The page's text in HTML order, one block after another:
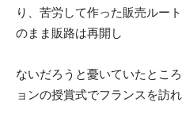
り、苦労して作った販売ルー
のまま販路は再開し
ないだろうと憂いていたとこ
ョンの授賞式でフランスを訪